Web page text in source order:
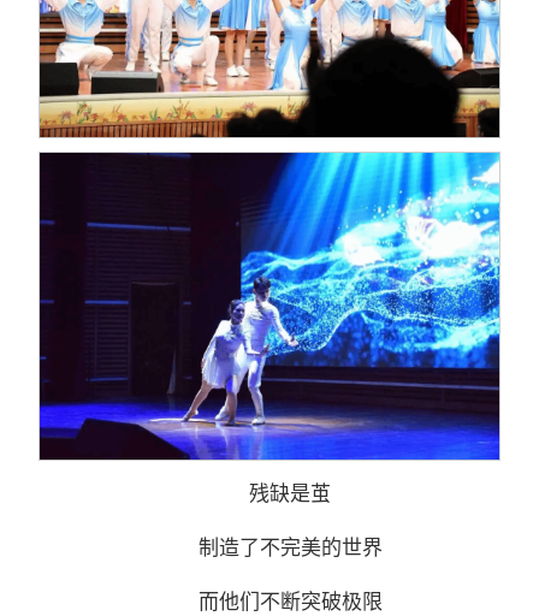
残缺是茧
制造了不完美的世界
而他们不断突破极限